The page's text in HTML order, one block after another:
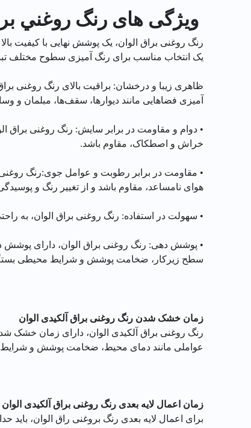
ویژگی های رنگ روغني براق
رنگ روغنی براق الوان، یک پوشش نهایی با کیفیت
یک انتخاب مناسب برای رنگ آمیزی سطوح مختلف
ظاهری زیبا و درخشان: براقیت بالای رنگ روغنی
آمیزی فضاهایی مانند دیوارها، سقف‌ها، مبلمان و
• دوام و مقاومت در برابر سایش: رنگ روغنی براق
خراش و اصطکاک، مقاوم باشد.
• مقاومت در برابر رطوبت و عوامل جوی:رنگ
هوای نامساعد، مقاوم باشد و از تغییر رنگ و
• سهولت در استفاده: رنگ روغنی براق الوان، به
• پوشش دهی: رنگ روغنی براق الوان، دارای
سطح زیرکار، ضخامت پوشش و شرایط محیطی
زمان خشک شدن رنگ روغنی براق آلکیدی الوان
عواملی مانند دمای محیط، ضخامت پوشش و
زمان اعمال لایه بعدی رنگ روغنی براق آلکیدی الوان
برای اعمال لایه بعدی رنگ بروغنی راق الوان، باید حداقل 16 ساعت صبر کرد. این زمان برای خشک شدن کامل لایه اول و ایجاد چسبندگی مناسب بین دو